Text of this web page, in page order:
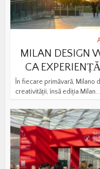
MILAN DESIGN
CA
În fiecare primăvară, Milano
creativității, însă ediția Milan...